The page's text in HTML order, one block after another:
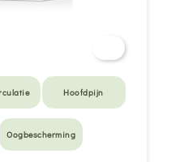
Hoofdpijn
Oogbescherming